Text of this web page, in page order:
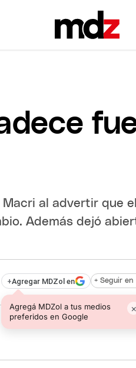
al advertir que
Además dejó
+Agregar MDZol en
Agregá MDZol a tus medios
preferidos en Google
×
+ Seguir en